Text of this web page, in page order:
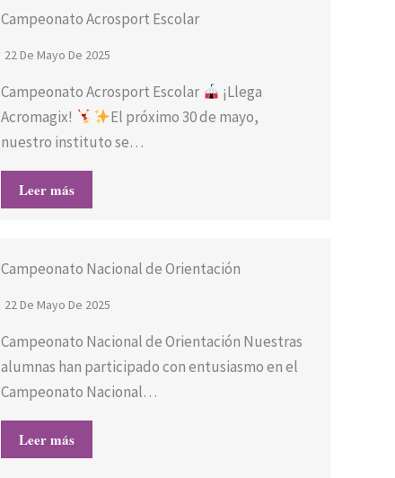
Campeonato Acrosport Escolar
22 De Mayo De 2025
Campeonato Acrosport Escolar
¡Llega
Acromagix!
El próximo 30 de mayo,
nuestro instituto se…
Leer más
Campeonato Nacional de Orientación
22 De Mayo De 2025
Campeonato Nacional de Orientación Nuestras
alumnas han participado con entusiasmo en el
Campeonato Nacional…
Leer más